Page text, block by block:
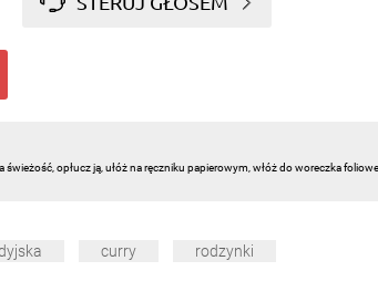
świeżość, opłucz ją, ułóż na ręczniku papierowym, włóż do woreczka
curry rodzynki